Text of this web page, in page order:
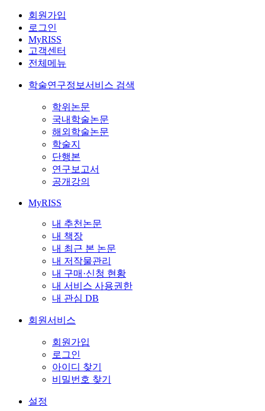
회원가입
로그인
MyRISS
고객센터
전체메뉴
학술연구정보서비스 검색
학위논문
국내학술논문
해외학술논문
학술지
단행본
연구보고서
공개강의
MyRISS
내 추천논문
내 책장
내 최근 본 논문
내 저작물관리
내 구매·신청 현황
내 서비스 사용권한
내 관심 DB
회원서비스
회원가입
로그인
아이디 찾기
비밀번호 찾기
설정